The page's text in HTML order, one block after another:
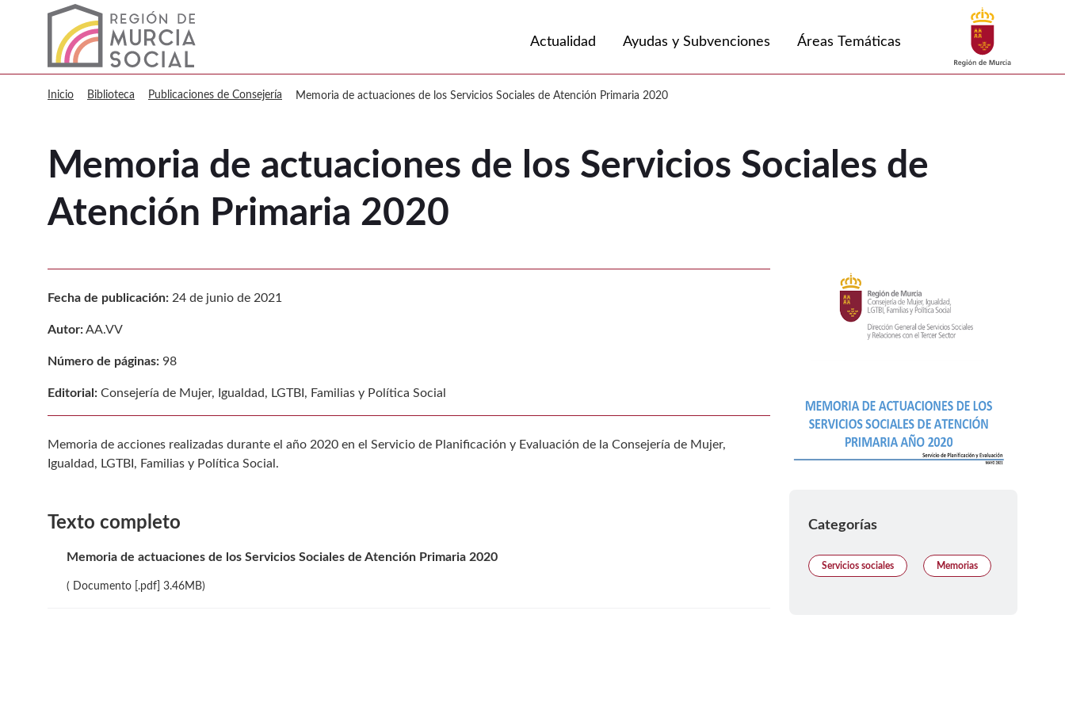
Murcia Social Memoria de actuaciones de los Servicios Sociales de Atención Primaria 2020
Actualidad Ayudas y Subvenciones Áreas Temáticas Buscar
Inicio Biblioteca Publicaciones de Consejería Memoria de actuaciones de los Servicios Sociales de Atención Primaria 2020
Memoria de actuaciones de los Servicios Sociales de
Atención Primaria 2020
Fecha de publicación: 24 de junio de 2021
Autor:AA.VV
Número de páginas: 98
Editorial: Consejería de Mujer, Igualdad, LGTBI, Familias y Política Social
Memoria de acciones realizadas durante el año 2020 en el Servicio de Planificación y Evaluación de la Consejería de Mujer,
Igualdad, LGTBI, Familias y Política Social.
Texto completo
Memoria de actuaciones de los Servicios Sociales de Atención Primaria 2020
( Documento [.pdf] 3.46MB)
Categorías
Servicios sociales Memorias